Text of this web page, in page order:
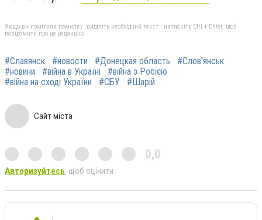
Якщо ви помітили помилку, виділіть необхідний текст і натисніть Ctrl + Enter, щоб
повідомити про це редакцію
#Славянск #новости #Донецкая область
#Слов'янськ
#новини
#війна в Україні
#війна з Росією
#війна на сході України
#СБУ #Шарій
Сайт міста
0,0
Авторизуйтесь, щоб оцінити